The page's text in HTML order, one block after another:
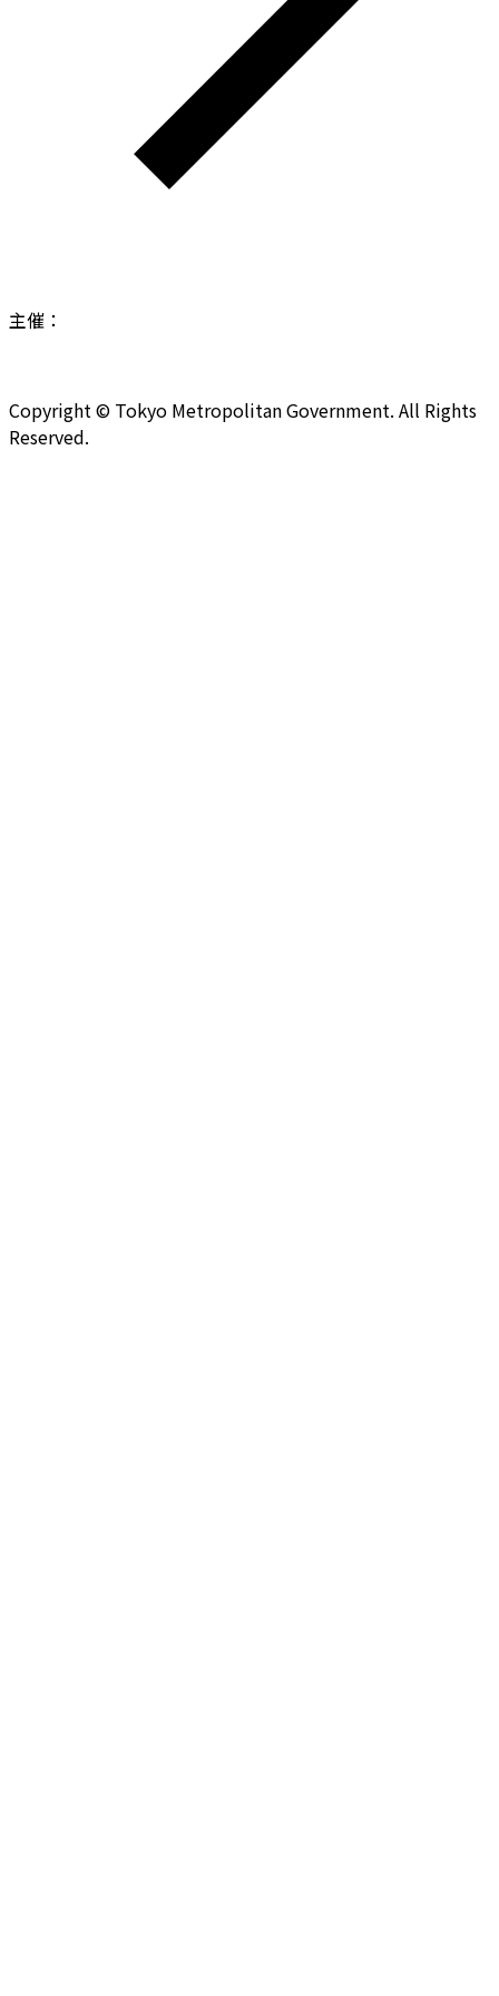
主催：
Copyright © Tokyo Metropolitan Government. All Rights
Reserved.